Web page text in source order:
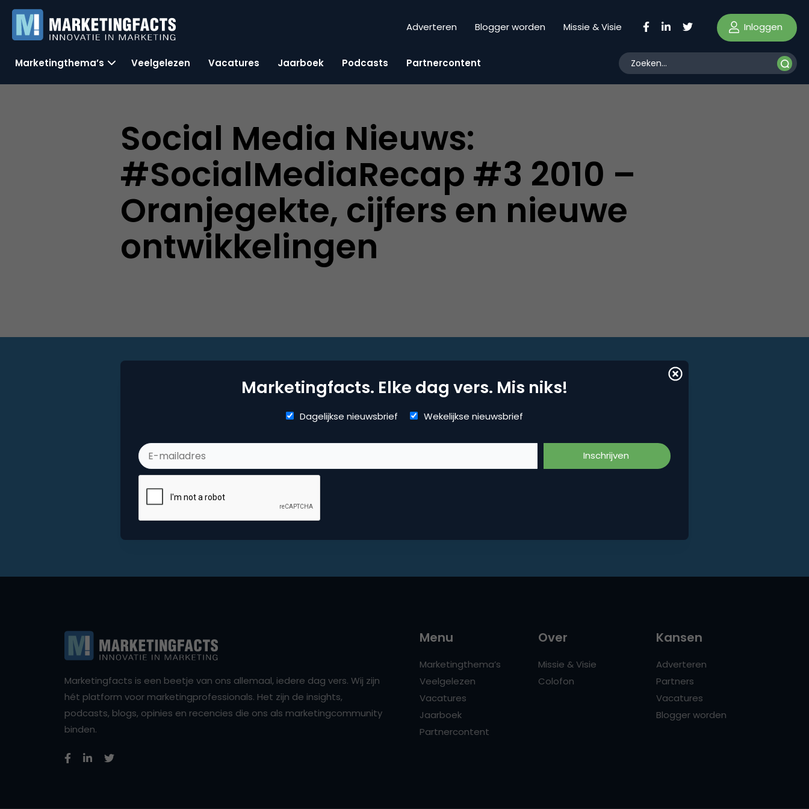
Adverteren Blogger worden Missie & Visie Inloggen
Marketingthema’s Veelgelezen Vacatures Jaarboek Podcasts Partnercontent
Social Media Nieuws:
#SocialMediaRecap #3 2010 –
Oranjegekte, cijfers en nieuwe
ontwikkelingen
Marketingfacts. Elke dag vers. Mis niks!
Dagelijkse nieuwsbrief Wekelijkse nieuwsbrief
Marketingfacts. Elke dag vers. Mis niks!
Dagelijkse nieuwsbrief Wekelijkse nieuwsbrief
Marketingfacts is een beetje van ons allemaal, iedere dag vers. Wij zijn
hét platform voor marketingprofessionals. Het zijn de insights,
podcasts, blogs, opinies en recencies die ons als marketingcommunity
binden.
Menu
Marketingthema’s
Veelgelezen
Vacatures
Jaarboek
Partnercontent
Over
Missie & Visie
Colofon
Kansen
Adverteren
Partners
Vacatures
Blogger worden